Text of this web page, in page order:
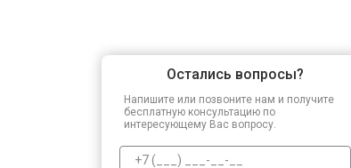
Остались вопросы?
Напишите или позвоните нам и получите
бесплатную консультацию по
интересующему Вас вопросу.